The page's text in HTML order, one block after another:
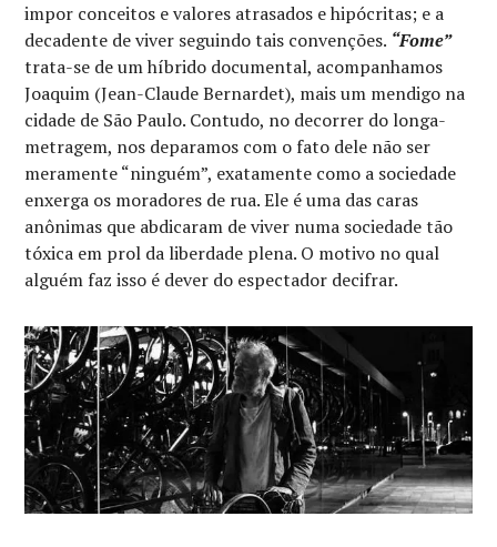
impor conceitos e valores atrasados e hipócritas; e a
decadente de viver seguindo tais convenções. “Fome”
trata-se de um híbrido documental, acompanhamos
Joaquim (Jean-Claude Bernardet), mais um mendigo na
cidade de São Paulo. Contudo, no decorrer do longa-
metragem, nos deparamos com o fato dele não ser
meramente “ninguém”, exatamente como a sociedade
enxerga os moradores de rua. Ele é uma das caras
anônimas que abdicaram de viver numa sociedade tão
tóxica em prol da liberdade plena. O motivo no qual
alguém faz isso é dever do espectador decifrar.